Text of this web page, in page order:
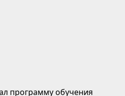
программу обучения